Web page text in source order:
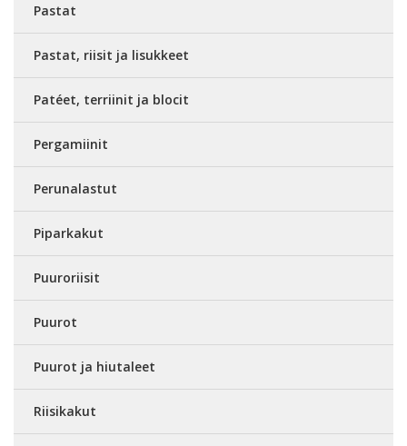
Pastat
Pastat, riisit ja lisukkeet
Patéet, terriinit ja blocit
Pergamiinit
Perunalastut
Piparkakut
Puuroriisit
Puurot
Puurot ja hiutaleet
Riisikakut